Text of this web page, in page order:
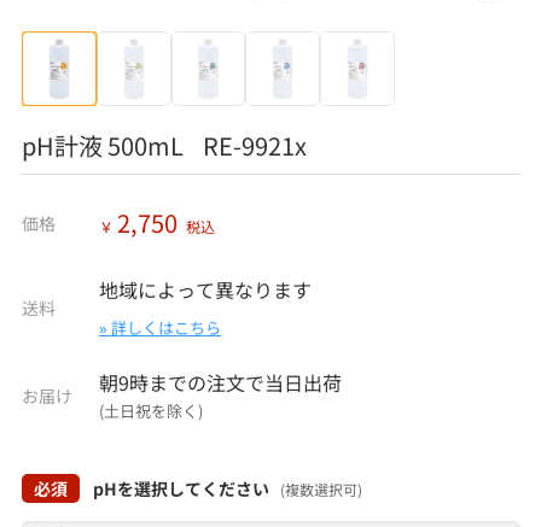
pH計液 500mL RE-9921x
価格 ￥ 2,750 税込
送料
地域によって異なります
» 詳しくはこちら
お届け 朝9時までの注文で当日出荷
(土日祝を除く)
必須 pHを選択してください (複数選択可)